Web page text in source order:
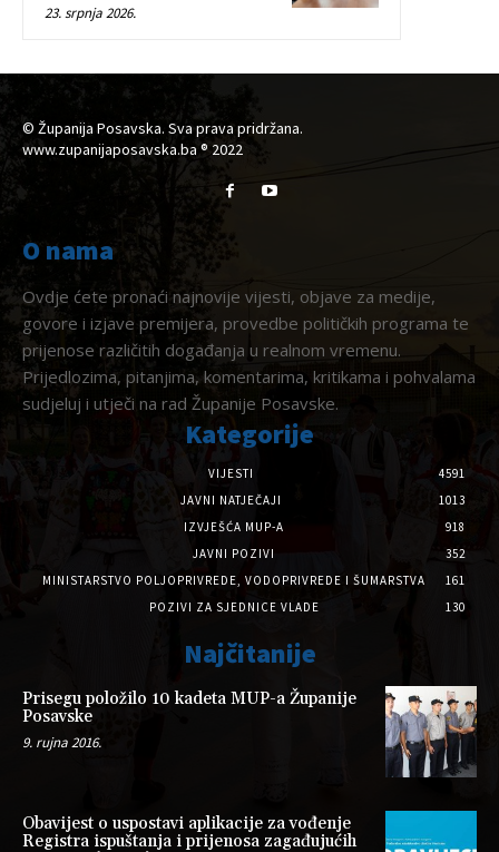
23. srpnja 2026.
© Županija Posavska. Sva prava pridržana.
www.zupanijaposavska.ba ® 2022
O nama
Ovdje ćete pronaći najnovije vijesti, objave za medije,
govore i izjave premijera, provedbe političkih programa te
prijenose različitih događanja u realnom vremenu.
Prijedlozima, pitanjima, komentarima, kritikama i pohvalama
sudjeluj i utječi na rad Županije Posavske.
Kategorije
VIJESTI
4591
JAVNI NATJEČAJI
1013
IZVJEŠĆA MUP-A
918
JAVNI POZIVI
352
MINISTARSTVO POLJOPRIVREDE, VODOPRIVREDE I ŠUMARSTVA
161
POZIVI ZA SJEDNICE VLADE
130
Najčitanije
Prisegu položilo 10 kadeta MUP-a Županije
Posavske
9. rujna 2016.
Obavijest o uspostavi aplikacije za vođenje
Registra ispuštanja i prijenosa zagađujućih